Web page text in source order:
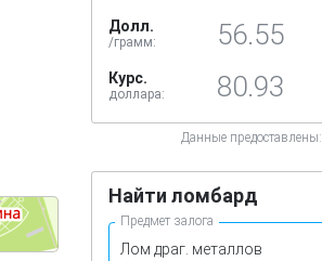
Долл.
/грамм: 56.55
Курс.
доллара: 80.93
Данные предоставлены:
Найти ломбард
Предмет залога